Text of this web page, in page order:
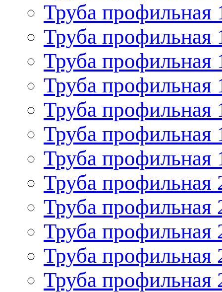
Труба профильная
Труба профильная
Труба профильная
Труба профильная
Труба профильная
Труба профильная
Труба профильная
Труба профильная
Труба профильная
Труба профильная
Труба профильная
Труба профильная